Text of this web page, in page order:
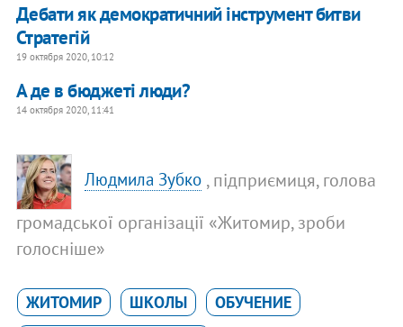
Дебати як демократичний інструмент битви
Стратегій
19 октября 2020, 10:12
А де в бюджеті люди?
14 октября 2020, 11:41
Людмила Зубко , підприємиця, голова
громадської організації «Житомир, зроби
голосніше»
ЖИТОМИР ШКОЛЫ
ОБУЧЕНИЕ